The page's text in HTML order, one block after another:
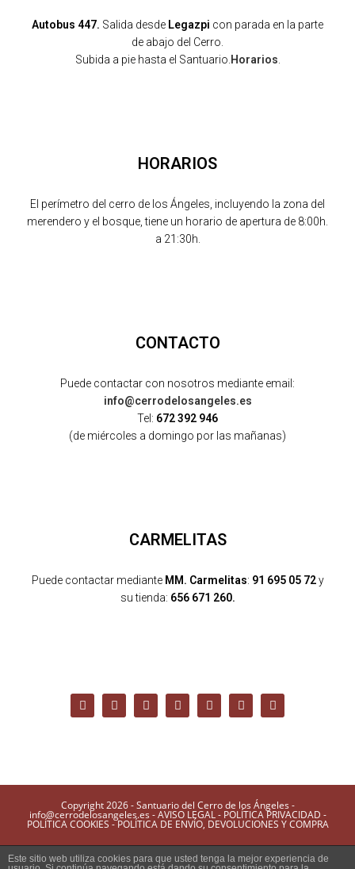
Autobus 447. Salida desde Legazpi con parada en la parte
de abajo del Cerro.
Subida a pie hasta el Santuario. Horarios
HORARIOS
El perímetro del cerro de los Ángeles, incluyendo la zona del
merendero y el bosque, tiene un horario de apertura de 8:00h.
a 21:30h.
CONTACTO
Puede contactar con nosotros mediante email:
info@cerrodelosangeles.es
Tel: 672 392 946
(de miércoles a domingo por las mañanas)
CARMELITAS
Puede contactar medianteMM. Carmelitas: 91 695 05 72y
su tienda: 656 671 260.
Copyright 2026 - Santuario del Cerro de los Ángeles -
info@cerrodelosangeles.es -AVISO LEGAL- POLÍTICA PRIVACIDAD -
POLÍTICA COOKIES -POLÍTICA DE ENVÍO, DEVOLUCIONES Y COMPRA
Este sitio web utiliza cookies para que usted tenga la mejor experiencia de